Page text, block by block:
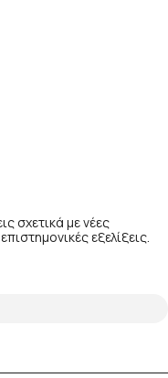
σχετικά με νέες
εξελίξεις.